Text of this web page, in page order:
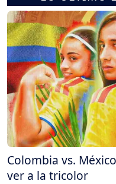
Colombia vs.
ver a la tricolor